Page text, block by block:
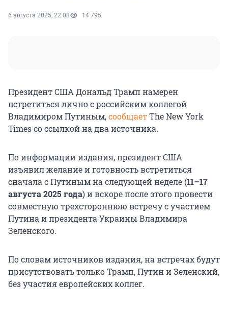
6 августа 2025, 22:08 14 795
Президент США Дональд Трамп намерен
встретиться лично с российским коллегой
Владимиром Путиным,сообщаетThe New York
Times со ссылкой на два источника.
По информации издания, президент США
изъявил желание и готовность встретиться
сначала с Путиным на следующей неделе (11–17
августа2025 года) и вскоре после этого провести
совместную трехстороннюю встречу с участием
Путина и президента Украины Владимира
Зеленского.
По словам источников издания, на встречах будут
присутствовать только Трамп, Путин и Зеленский,
без участия европейских коллег.